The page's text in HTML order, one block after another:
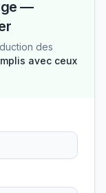
—
des
avec ceux